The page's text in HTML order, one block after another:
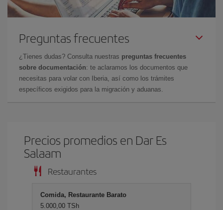
Preguntas frecuentes
¿Tienes dudas? Consulta nuestras preguntas frecuentes
sobre documentación: te aclaramos los documentos que
necesitas para volar con Iberia, así como los trámites
específicos exigidos para la migración y aduanas.
Precios promedios en Dar Es
Salaam
Restaurantes
Comida, Restaurante Barato
5.000,00 TSh